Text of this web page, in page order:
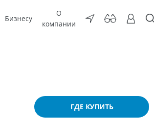
Бизнесу
О
компании
ГДЕ КУПИТЬ